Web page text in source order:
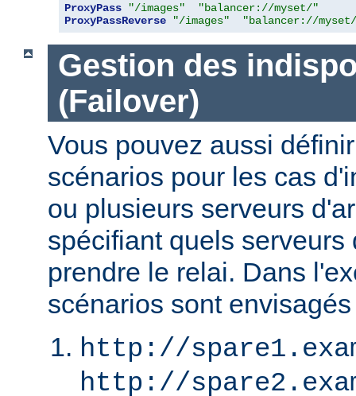
ProxyPass
"/images"
"balancer://myset/"
ProxyPassReverse
"/images" "balancer://
Gestion des
(Failover)
Vous pouvez aussi
scénarios pour les cas
ou plusieurs serveurs
spécifiant quels serveurs
prendre le relai. Dans
scénarios sont
http://
http://